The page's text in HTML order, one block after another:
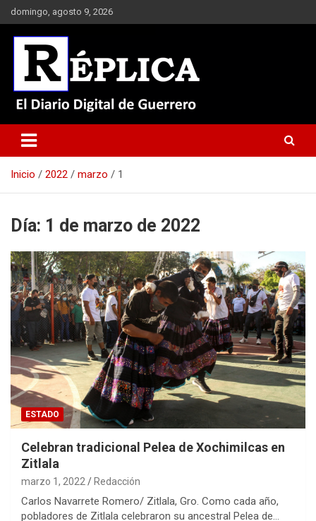
Saltar
al
contenido
domingo, agosto 9, 2026
Réplica
Inicio 2022 marzo 1
Día: 1 de marzo de 2022
ESTADO
Celebran tradicional Pelea de Xochimilcas en
Zitlala
marzo 1, 2022 Redacción
Carlos Navarrete Romero/ Zitlala, Gro. Como cada año,
pobladores de Zitlala celebraron su ancestral Pelea de…